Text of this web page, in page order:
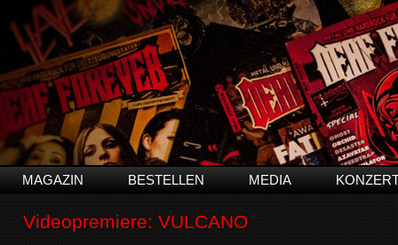
MAGAZIN BESTELLEN MEDIA
Videopremiere: VULCANO